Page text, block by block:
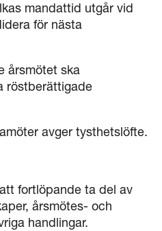
mandattid utgår vid
för nästa
årsmötet ska
röstberättigade
avger tysthetslöfte.
fortlöpande ta del av
årsmötes- och
handlingar.